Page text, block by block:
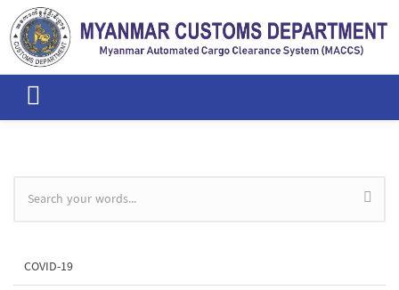
Skip to main content
Search form
COVID-19